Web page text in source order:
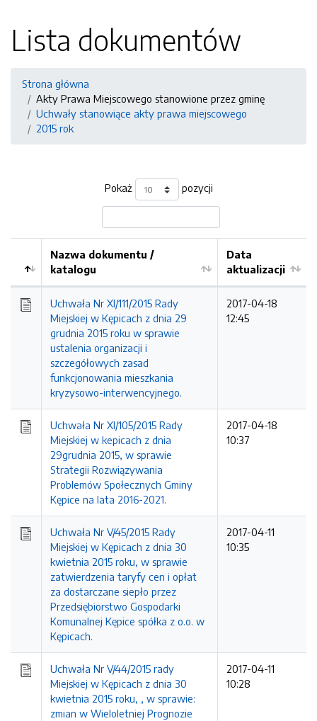
Lista dokumentów
Strona główna
Akty Prawa Miejscowego stanowione przez gminę
Uchwały stanowiące akty prawa miejscowego
2015 rok
Pokaż pozycji
Nazwa dokumentu /
katalogu
Data
aktualizacji
Uchwała Nr XI/111/2015 Rady
Miejskiej w Kępicach z dnia 29
grudnia 2015 roku w sprawie
ustalenia organizacji i
szczegółowych zasad
funkcjonowania mieszkania
kryzysowo-interwencyjnego.
2017-04-18
12:45
Uchwała Nr XI/105/2015 Rady
Miejskiej w kepicach z dnia
29grudnia 2015, w sprawie
Strategii Rozwiązywania
Problemów Społecznych Gminy
Kępice na lata 2016-2021.
2017-04-18
10:37
Uchwała Nr V/45/2015 Rady
Miejskiej w Kępicach z dnia 30
kwietnia 2015 roku, w sprawie
zatwierdzenia taryfy cen i opłat
za dostarczane siepło przez
Przedsiębiorstwo Gospodarki
Komunalnej Kępice spółka z o.o. w
Kępicach.
2017-04-11
10:35
Uchwała Nr V/44/2015 rady
Miejskiej w Kępicach z dnia 30
kwietnia 2015 roku, , w sprawie:
zmian w Wieloletniej Prognozie
2017-04-11
10:28